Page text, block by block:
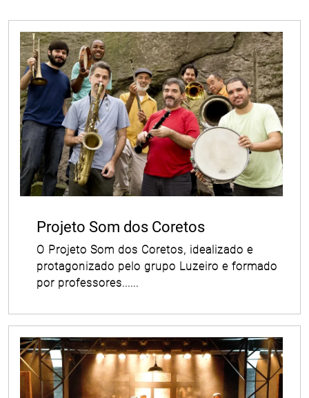
Projeto Som dos Coretos
O Projeto Som dos Coretos, idealizado e
protagonizado pelo grupo Luzeiro e formado
por professores......